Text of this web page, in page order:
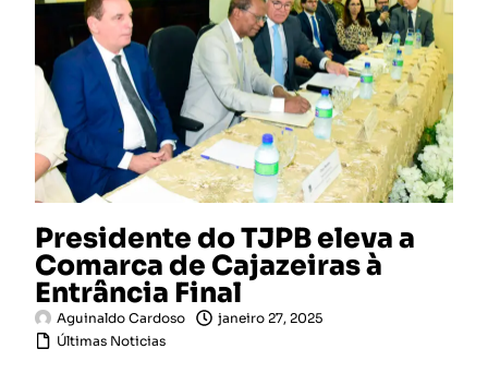
Presidente do TJPB eleva a
Comarca de Cajazeiras à
Entrância Final
Aguinaldo Cardoso
janeiro 27, 2025
Últimas Noticias